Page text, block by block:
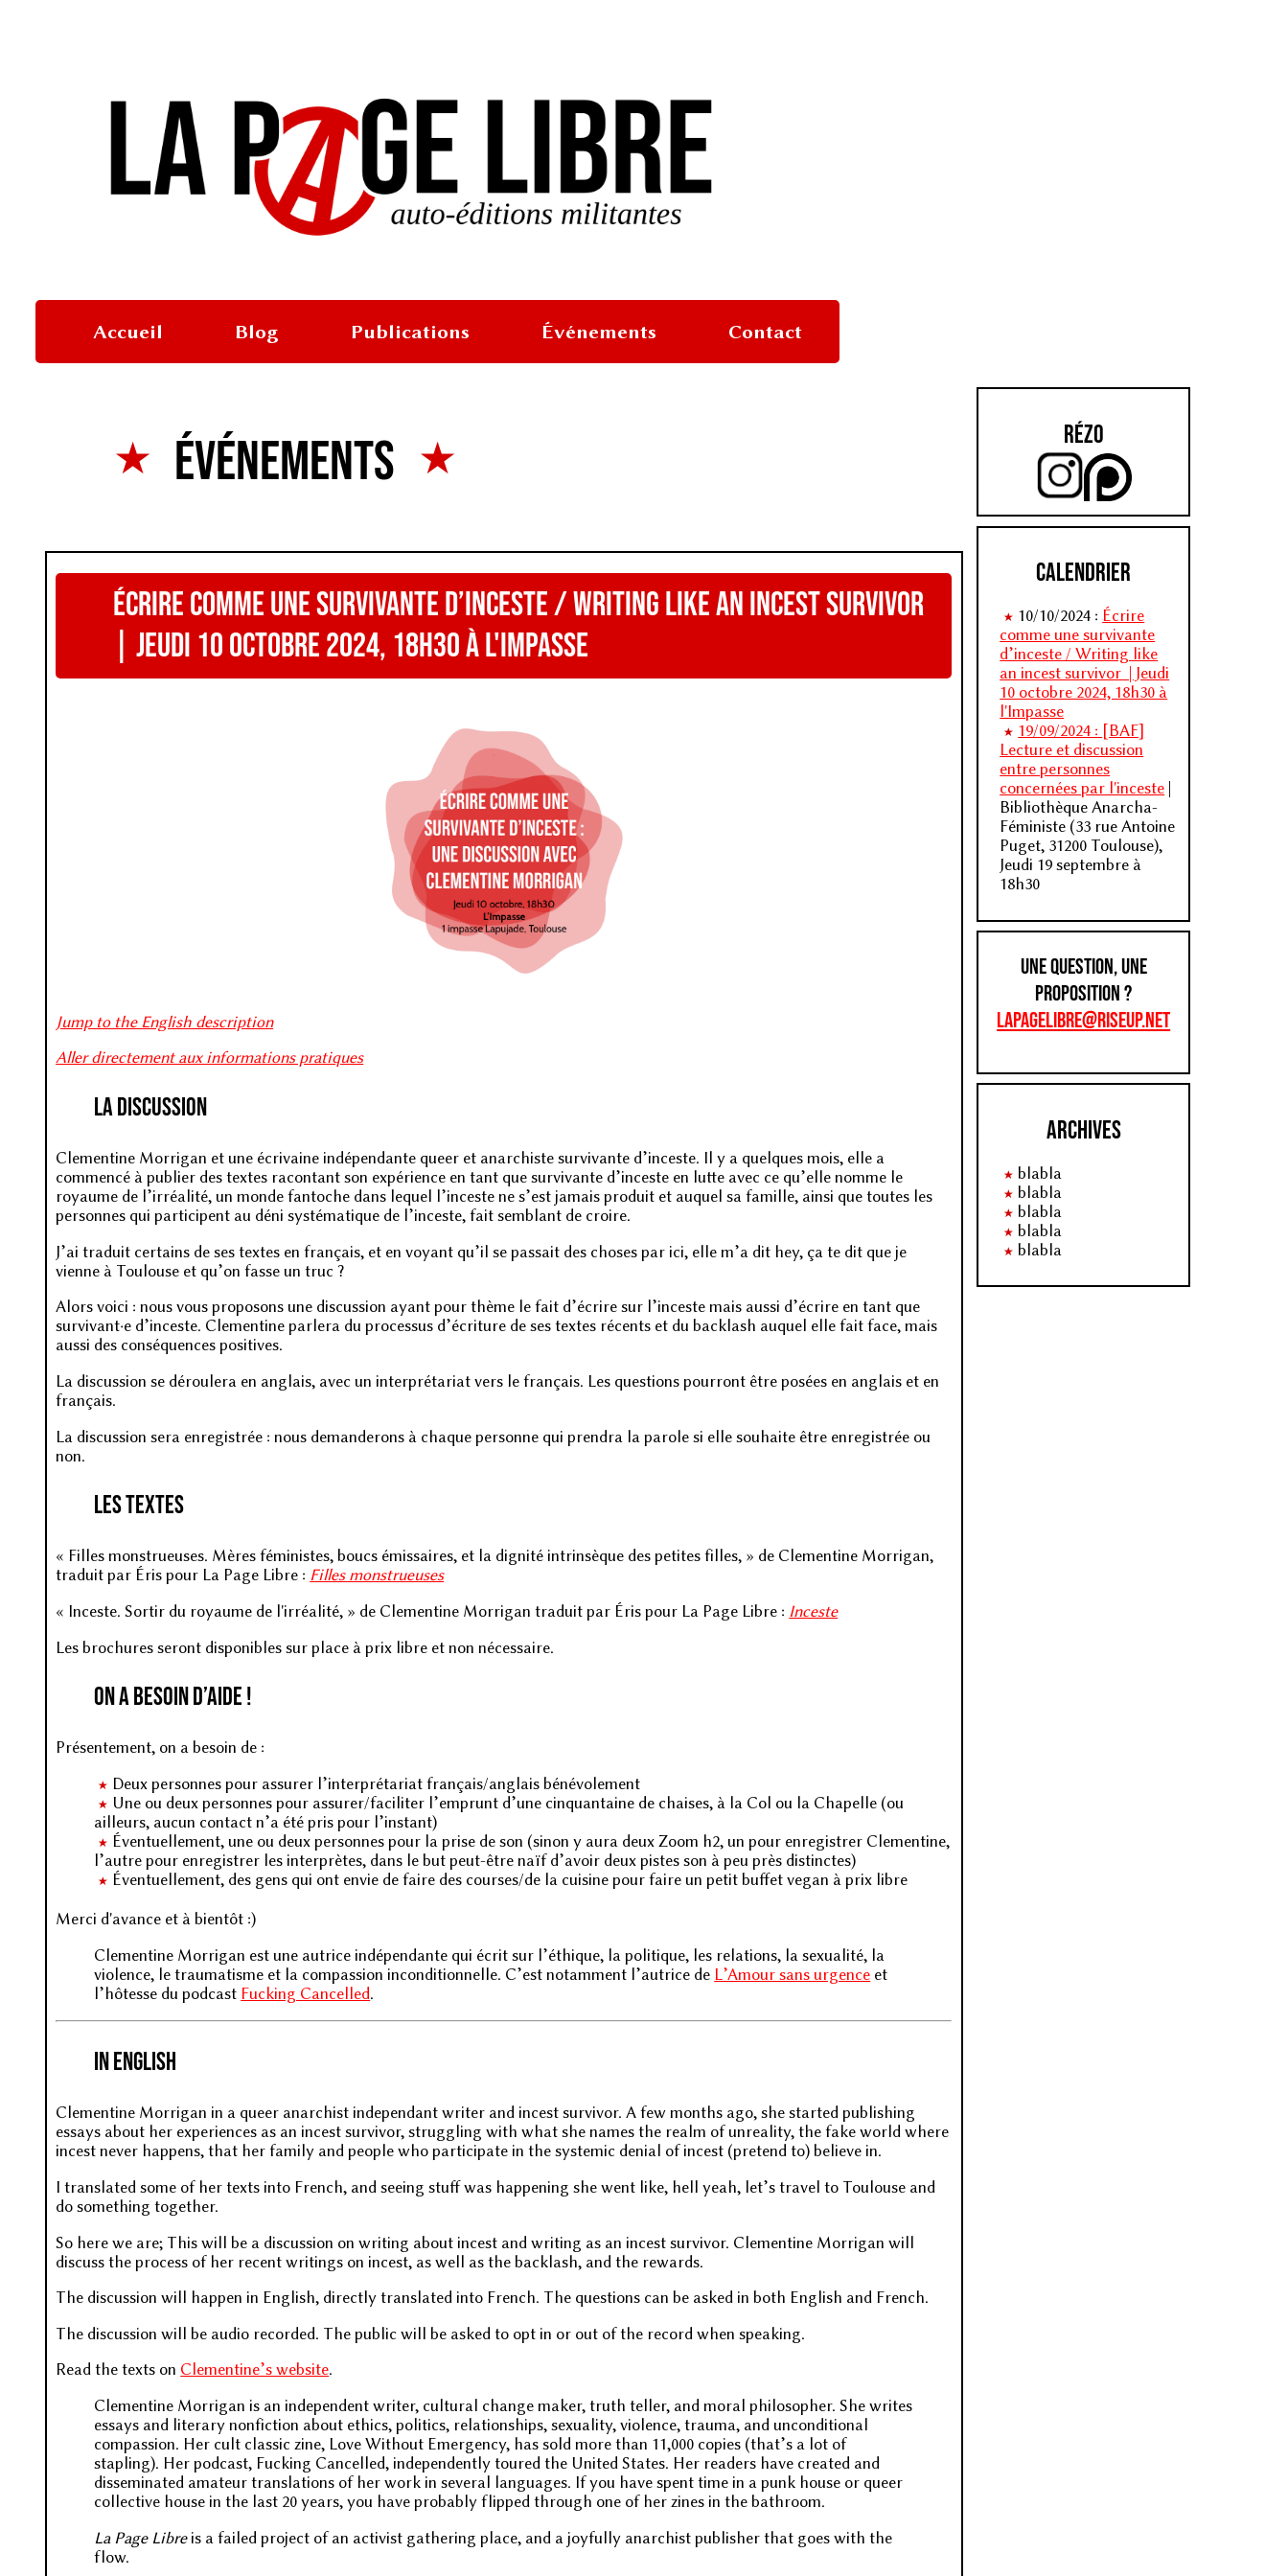
Accueil Blog Publications Événements Contact
Événements
Écrire comme une survivante d’inceste / Writing like an incest survivor
| Jeudi 10 octobre 2024, 18h30 à l'Impasse
Jump to the English description
Aller directement aux informations pratiques
La discussion
Clementine Morrigan et une écrivaine indépendante queer et anarchiste survivante d’inceste. Il y a quelques mois, elle a
commencé à publier des textes racontant son expérience en tant que survivante d’inceste en lutte avec ce qu’elle nomme le
royaume de l’irréalité, un monde fantoche dans lequel l’inceste ne s’est jamais produit et auquel sa famille, ainsi que toutes les
personnes qui participent au déni systématique de l’inceste, fait semblant de croire.
J’ai traduit certains de ses textes en français, et en voyant qu’il se passait des choses par ici, elle m’a dit hey, ça te dit que je
vienne à Toulouse et qu’on fasse un truc ?
Alors voici : nous vous proposons une discussion ayant pour thème le fait d’écrire sur l’inceste mais aussi d’écrire en tant que
survivant·e d’inceste. Clementine parlera du processus d’écriture de ses textes récents et du backlash auquel elle fait face, mais
aussi des conséquences positives.
La discussion se déroulera en anglais, avec un interprétariat vers le français. Les questions pourront être posées en anglais et en
français.
La discussion sera enregistrée : nous demanderons à chaque personne qui prendra la parole si elle souhaite être enregistrée ou
non.
Les textes
« Filles monstrueuses. Mères féministes, boucs émissaires, et la dignité intrinsèque des petites filles, » de Clementine Morrigan,
traduit par Éris pour La Page Libre : Filles monstrueuses
« Inceste. Sortir du royaume de l'irréalité, » de Clementine Morrigan traduit par Éris pour La Page Libre : Inceste
Les brochures seront disponibles sur place à prix libre et non nécessaire.
On a besoin d’aide !
Présentement, on a besoin de :
Deux personnes pour assurer l’interprétariat français/anglais bénévolement
Une ou deux personnes pour assurer/faciliter l’emprunt d’une cinquantaine de chaises, à la Col ou la Chapelle (ou
ailleurs, aucun contact n’a été pris pour l’instant)
Éventuellement, une ou deux personnes pour la prise de son (sinon y aura deux Zoom h2, un pour enregistrer Clementine,
l’autre pour enregistrer les interprètes, dans le but peut-être naïf d’avoir deux pistes son à peu près distinctes)
Éventuellement, des gens qui ont envie de faire des courses/de la cuisine pour faire un petit buffet vegan à prix libre
Merci d'avance et à bientôt :)
Clementine Morrigan est une autrice indépendante qui écrit sur l’éthique, la politique, les relations, la sexualité, la
violence, le traumatisme et la compassion inconditionnelle. C’est notamment l’autrice de L’Amour sans urgence et
l’hôtesse du podcast Fucking Cancelled.
In English
Clementine Morrigan in a queer anarchist independant writer and incest survivor. A few months ago, she started publishing
essays about her experiences as an incest survivor, struggling with what she names the realm of unreality, the fake world where
incest never happens, that her family and people who participate in the systemic denial of incest (pretend to) believe in.
I translated some of her texts into French, and seeing stuff was happening she went like, hell yeah, let’s travel to Toulouse and
do something together.
So here we are; This will be a discussion on writing about incest and writing as an incest survivor. Clementine Morrigan will
discuss the process of her recent writings on incest, as well as the backlash, and the rewards.
The discussion will happen in English, directly translated into French. The questions can be asked in both English and French.
The discussion will be audio recorded. The public will be asked to opt in or out of the record when speaking.
Read the texts on Clementine’s website.
Clementine Morrigan is an independent writer, cultural change maker, truth teller, and moral philosopher. She writes
essays and literary nonfiction about ethics, politics, relationships, sexuality, violence, trauma, and unconditional
compassion. Her cult classic zine, Love Without Emergency, has sold more than 11,000 copies (that’s a lot of
stapling). Her podcast, Fucking Cancelled, independently toured the United States. Her readers have created and
disseminated amateur translations of her work in several languages. If you have spent time in a punk house or queer
collective house in the last 20 years, you have probably flipped through one of her zines in the bathroom.
La Page Libreis a failed project of an activist gathering place, and a joyfully anarchist publisher that goes with the
flow.
Rézo
Calendrier
10/10/2024 : Écrire
comme une survivante
d’inceste / Writing like
an incest survivor | Jeudi
10 octobre 2024, 18h30 à
l'Impasse
19/09/2024 : [BAF]
Lecture et discussion
entre personnes
concernées par l'inceste
Bibliothèque Anarcha-
Féministe (33 rue Antoine
Puget, 31200 Toulouse),
Jeudi 19 septembre à
18h30
Une question, une
proposition ?
lapagelibre@riseup.net
Archives
blabla
blabla
blabla
blabla
blabla